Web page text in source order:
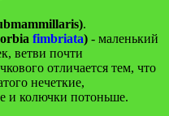
.
fimbriata) - маленький
ветви почти
отличается тем, что
нечеткие,
и колючки потоньше.